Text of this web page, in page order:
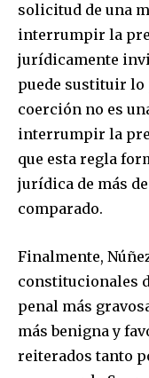
solicitud de una
interrumpir la
jurídicamente
puede sustituir lo
coerción no es
interrumpir la
que esta regla
jurídica de más
comparado.
Finalmente,
constitucionales
penal más
más benigna y
reiterados tanto